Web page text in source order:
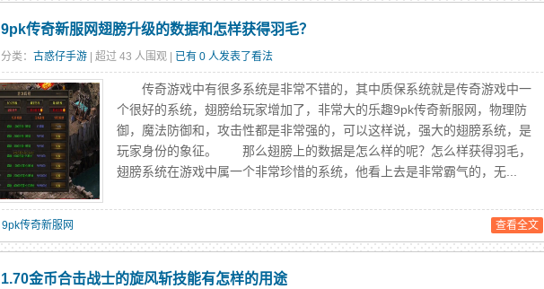
9pk传奇新服网翅膀升级的数据和怎样获得羽毛？
分类： 古惑仔手游 | 超过 43 人围观 | 已有 0 人发表了看法
传奇游戏中有很多系统是非常不错的，其中质保系统就是传奇游戏中一
个很好的系统，翅膀给玩家增加了，非常大的乐趣9pk传奇新服网，物理防
御，魔法防御和，攻击性都是非常强的，可以这样说，强大的翅膀系统，是
玩家身份的象征。 那么翅膀上的数据是怎么样的呢？怎么样获得羽毛，
翅膀系统在游戏中属一个非常珍惜的系统，他看上去是非常霸气的，无...
查看全文
9pk传奇新服网
1.70金币合击战士的旋风斩技能有怎样的用途